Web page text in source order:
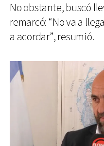
No obstante, buscó
remarcó: “No va a
a acordar”, resumió.